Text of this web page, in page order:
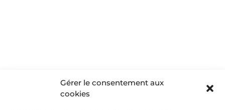
Gérer le consentement aux
cookies